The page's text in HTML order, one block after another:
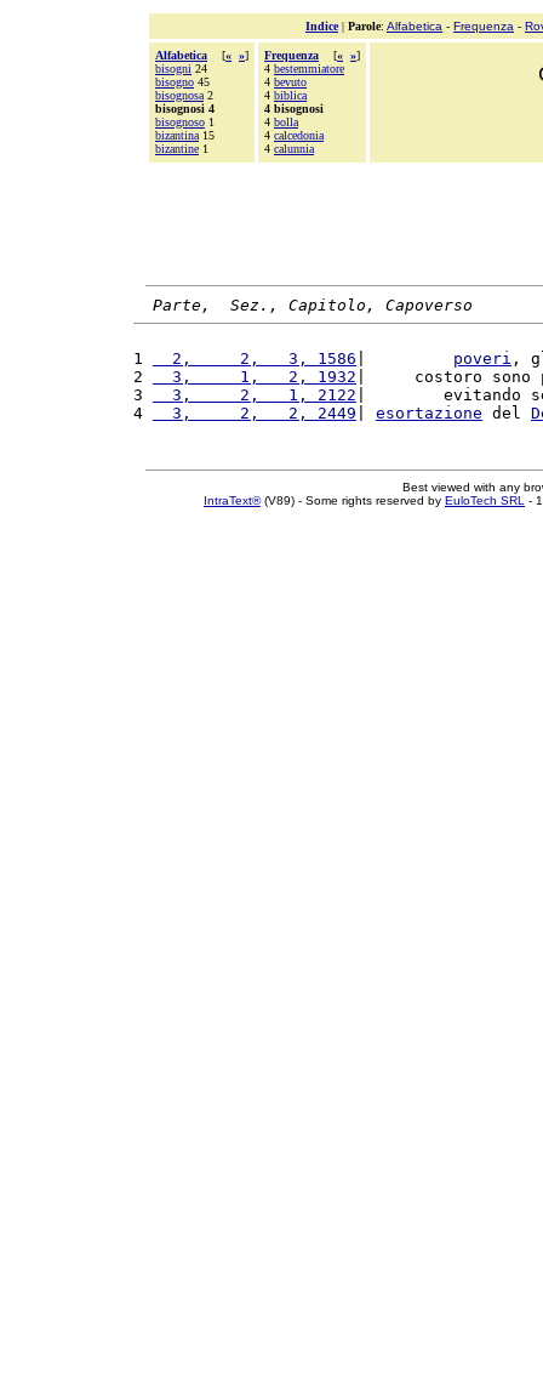
Indice| Parole: Alfabetica - Frequenza -
Alfabetica [« »]
bisogni 24
bisogno 45
bisognosa 2
bisognosi 4
bisognoso 1
bizantina 15
bizantine 1
Frequenza [« »]
4 bestemmiatore
4 bevuto
4 biblica
4 bisognosi
4 bolla
4 calcedonia
4 calunnia
Parte,  Sez., Capitolo, Capoverso
1
  2,     2,   3, 1586
poveri ,
2
  3,     1,   2, 1932
|     costoro sono
3
  3,     2,   1, 2122
|        evitando
4
  3,     2,   2, 2449
esortazione del
Best viewed with any
IntraText®(V89) - Some rights reserved by EuloTech SRL -